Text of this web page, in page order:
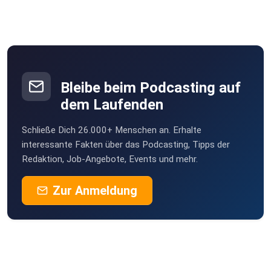
Bleibe beim Podcasting auf
dem Laufenden
Schließe Dich 26.000+ Menschen an. Erhalte
interessante Fakten über das Podcasting, Tipps der
Redaktion, Job-Angebote, Events und mehr.
Zur Anmeldung